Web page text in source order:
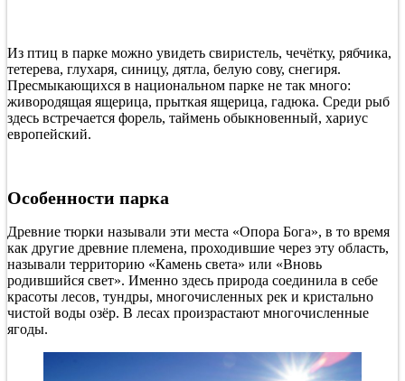
Из птиц в парке можно увидеть свиристель, чечётку, рябчика,
тетерева, глухаря, синицу, дятла, белую сову, снегиря.
Пресмыкающихся в национальном парке не так много:
живородящая ящерица, прыткая ящерица, гадюка. Среди рыб
здесь встречается форель, таймень обыкновенный, хариус
европейский.
Особенности парка
Древние тюрки называли эти места «Опора Бога», в то время
как другие древние племена, проходившие через эту область,
называли территорию «Камень света» или «Вновь
родившийся свет». Именно здесь природа соединила в себе
красоты лесов, тундры, многочисленных рек и кристально
чистой воды озёр. В лесах произрастают многочисленные
ягоды.